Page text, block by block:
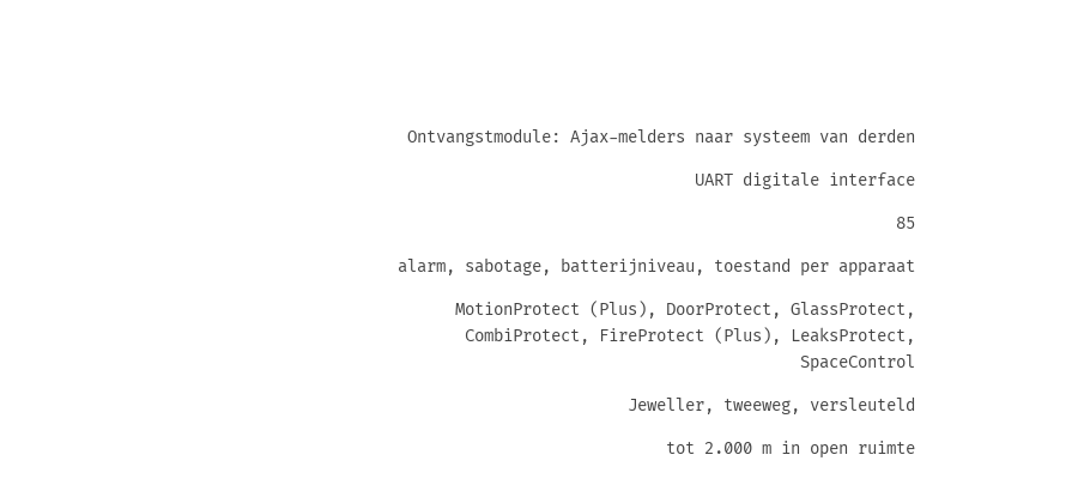
Ontvangstmodule: Ajax-melders naar systeem van derden
UART digitale interface
85
alarm, sabotage, batterijniveau, toestand per apparaat
MotionProtect (Plus), DoorProtect, GlassProtect,
CombiProtect, FireProtect (Plus), LeaksProtect,
SpaceControl
Jeweller, tweeweg, versleuteld
tot 2.000 m in open ruimte